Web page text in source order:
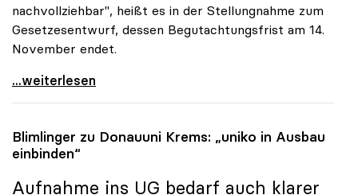
nachvollziehbar", heißt es in der Stellungnahme zum
Gesetzesentwurf, dessen Begutachtungsfrist am 14.
November endet.
Donau-Uni: uniko gegen Aufnahme ins
...weiterlesen
Blimlinger zu Donauuni Krems: „uniko in Ausbau
einbinden“
Aufnahme ins UG bedarf auch klarer